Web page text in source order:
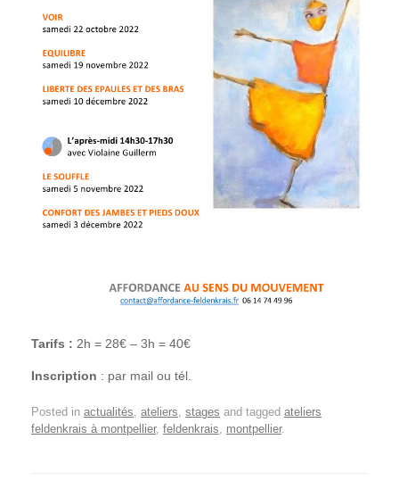
Tarifs : 2h = 28€ – 3h = 40€
Inscription : par mail ou tél.
Posted in actualités ateliers stages and tagged ateliers
feldenkrais à montpellier, feldenkrais montpellier.